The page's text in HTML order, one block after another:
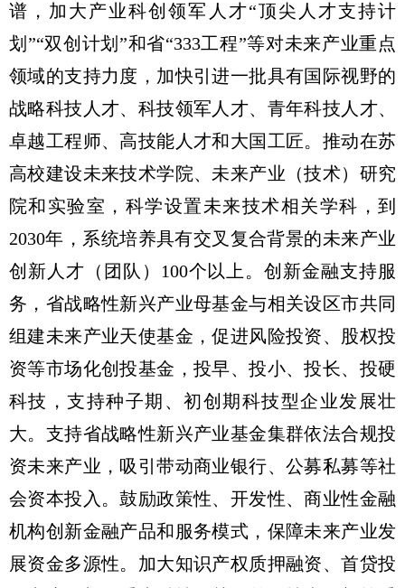
谱，加大产业科创领军人才“顶尖人才支持计
划”“双创计划”和省“333工程”等对未来产业重点
领域的支持力度，加快引进一批具有国际视野的
战略科技人才、科技领军人才、青年科技人才、
卓越工程师、高技能人才和大国工匠。推动在苏
高校建设未来技术学院、未来产业（技术）研究
院和实验室，科学设置未来技术相关学科，到
2030年，系统培养具有交叉复合背景的未来产业
创新人才（团队）100个以上。创新金融支持服
务，省战略性新兴产业母基金与相关设区市共同
组建未来产业天使基金，促进风险投资、股权投
资等市场化创投基金，投早、投小、投长、投硬
科技，支持种子期、初创期科技型企业发展壮
大。支持省战略性新兴产业基金集群依法合规投
资未来产业，吸引带动商业银行、公募私募等社
会资本投入。鼓励政策性、开发性、商业性金融
机构创新金融产品和服务模式，保障未来产业发
展资金多源性。加大知识产权质押融资、首贷投